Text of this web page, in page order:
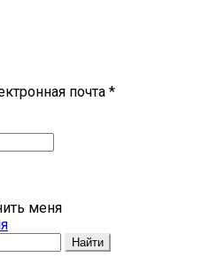
почта *
меня
Найти